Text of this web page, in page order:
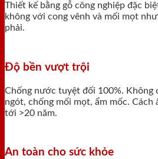
Thiết kế bằng gỗ công nghiệp đặc
không với cong vênh và mối mọt
phải.
Độ bền vượt trội
Chống nước tuyệt đối 100%. Không
ngót, chống mối mọt, ẩm mốc. Cách
tới >20 năm.
An toàn cho sức khỏe